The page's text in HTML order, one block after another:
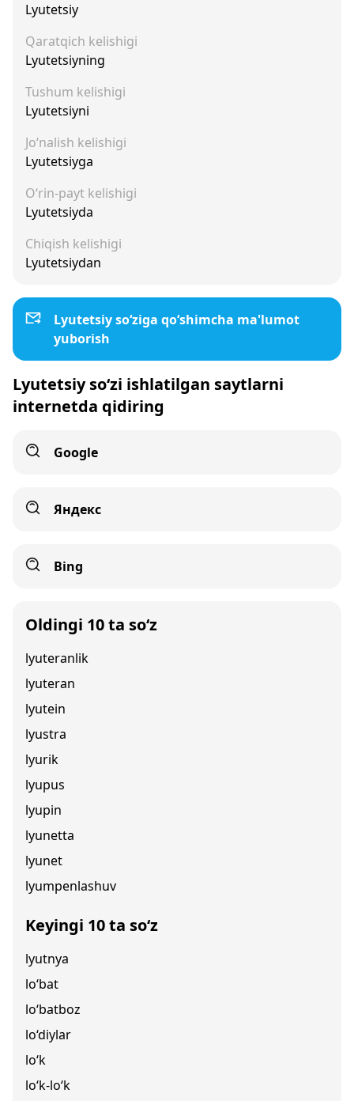
Lyutetsiy
Qaratqich kelishigi
Lyutetsiyning
Tushum kelishigi
Lyutetsiyni
Jo‘nalish kelishigi
Lyutetsiyga
O‘rin-payt kelishigi
Lyutetsiyda
Chiqish kelishigi
Lyutetsiydan
Lyutetsiy so‘ziga qo‘shimcha ma'lumot
yuborish
Lyutetsiy so‘zi ishlatilgan saytlarni
internetda qidiring
Google
Яндекс
Bing
Oldingi 10 ta so‘z
lyuteranlik
lyuteran
lyutein
lyustra
lyurik
lyupus
lyupin
lyunetta
lyunet
lyumpenlashuv
Keyingi 10 ta so‘z
lyutnya
lo‘bat
lo‘batboz
lo‘diylar
lo‘k
lo‘k-lo‘k